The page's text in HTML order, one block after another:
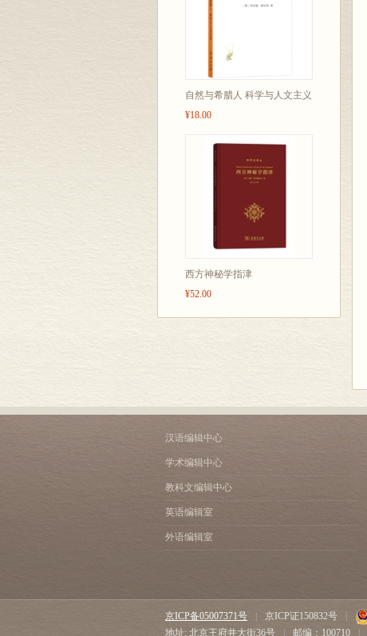
自然与希腊人 科学与人文主义
¥18.00
西方神秘学指津
¥52.00
汉语编辑中心
学术编辑中心
教科文编辑中心
英语编辑室
外语编辑室
京ICP备05007371号 京ICP证150832号
地址: 北京王府井大街36号
邮编：100710